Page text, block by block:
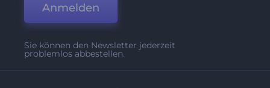
Anmelden
Sie können den Newsletter jederzeit
problemlos abbestellen.